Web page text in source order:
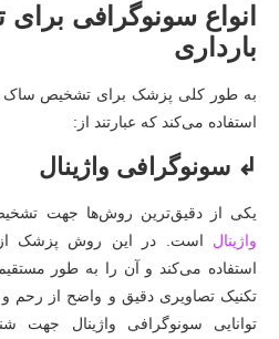
انواع سونوگرافی
بارداری
به طور کلی پزشک برای تشخیص ساک
استفاده می‌کند که عبارتند از:
↲ سونوگرافی واژینال
یکی از دقیق‌ترین روش‌ها جهت
واژینال است. در این روش پزشک
استفاده می‌کند و آن را به طور
تکنیک تصاویری دقیق و واضح از رحم و
توانایی سونوگرافی واژینال جهت